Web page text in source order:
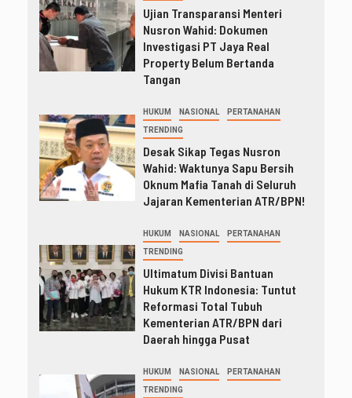
Ujian Transparansi Menteri
Nusron Wahid: Dokumen
Investigasi PT Jaya Real
Property Belum Bertanda
Tangan
HUKUM NASIONAL PERTANAHAN
TRENDING
Desak Sikap Tegas Nusron
Wahid: Waktunya Sapu Bersih
Oknum Mafia Tanah di Seluruh
Jajaran Kementerian ATR/BPN!
HUKUM NASIONAL PERTANAHAN
TRENDING
Ultimatum Divisi Bantuan
Hukum KTR Indonesia: Tuntut
Reformasi Total Tubuh
Kementerian ATR/BPN dari
Daerah hingga Pusat
HUKUM NASIONAL PERTANAHAN
TRENDING